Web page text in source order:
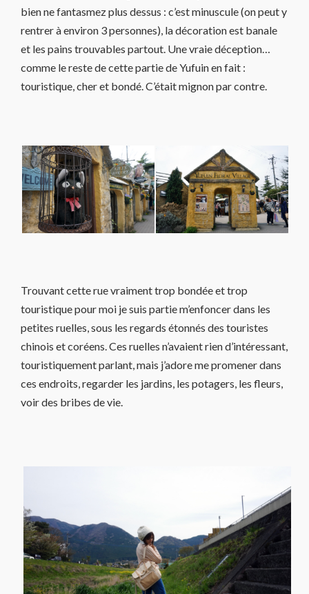
bien ne fantasmez plus dessus : c’est minuscule (on peut y
rentrer à environ 3 personnes), la décoration est banale
et les pains trouvables partout. Une vraie déception…
comme le reste de cette partie de Yufuin en fait :
touristique, cher et bondé. C’était mignon par contre.
Trouvant cette rue vraiment trop bondée et trop
touristique pour moi je suis partie m’enfoncer dans les
petites ruelles, sous les regards étonnés des touristes
chinois et coréens. Ces ruelles n’avaient rien d’intéressant,
touristiquement parlant, mais j’adore me promener dans
ces endroits, regarder les jardins, les potagers, les fleurs,
voir des bribes de vie.